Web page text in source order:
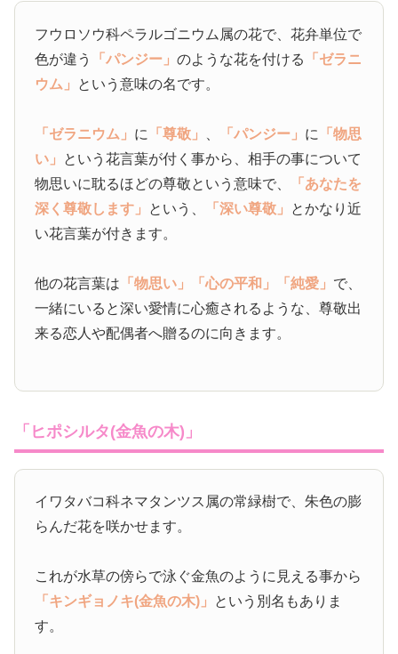
フウロソウ科ペラルゴニウム属の花で、花弁単位で
色が違う
「パンジー」のような花を付ける
「ゼラニ
ウム」 という意味の名です。
「ゼラニウム」 に 「尊敬」 「パンジー」 に
「物思
い」 という花言葉が付く事から、相手の事について
物思いに耽るほどの尊敬という意味で、
「あなたを
深く尊敬します」 という、 「深い尊敬」 とかなり近
い花言葉が付きます。
他の花言葉は 「物思い」 「心の平和」 「純愛」 で、
一緒にいると深い愛情に心癒されるような、尊敬出
来る恋人や配偶者へ贈るのに向きます。
「ヒポシルタ(金魚の木)」
イワタバコ科ネマタンツス属の常緑樹で、朱色の膨
らんだ花を咲かせます。
これが水草の傍らで泳ぐ金魚のように見える事から
「キンギョノキ(金魚の木)」 という別名もありま
す。